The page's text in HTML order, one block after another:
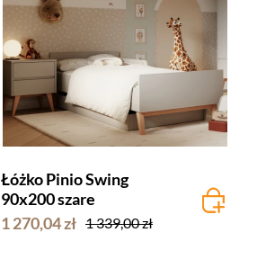
Łóżko Pinio Swing
90x200 szare
1 270,04 zł 1 339,00 zł